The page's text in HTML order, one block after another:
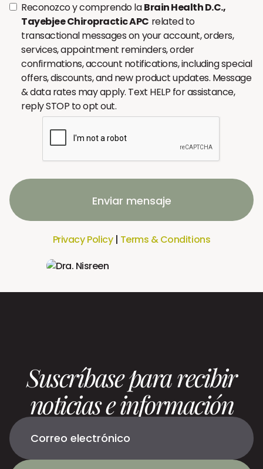
Reconozco y comprendo laBrain Health D.C.,
Tayebjee Chiropractic APC related to
transactional messages on your account, orders,
services, appointment reminders, order
confirmations, account notifications, including special
offers, discounts, and new product updates. Message
& data rates may apply. Text HELP for assistance,
reply STOP to opt out.
Enviar mensaje
Privacy Policy| Terms & Conditions
Suscríbase para recibir
noticias e información